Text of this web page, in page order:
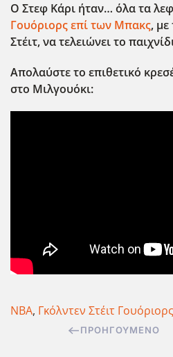
Ο Στεφ Κάρι ήταν… όλα τα
Γουόριορς επί των Μπακς, με
Στέιτ, να τελειώνει το
Απολαύστε το επιθετικό
στο Μιλγουόκι:
ΝΒΑ, Γκόλντεν Στέιτ Γουόριορς
ΠΡΟΗΓΟΎΜΕΝΟ